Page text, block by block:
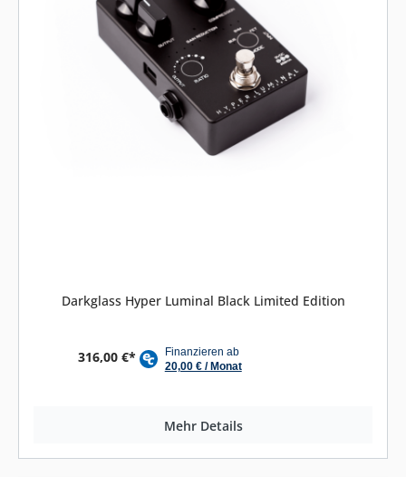
Darkglass Hyper Luminal Black Limited Edition
316,00 €*
Mehr Details